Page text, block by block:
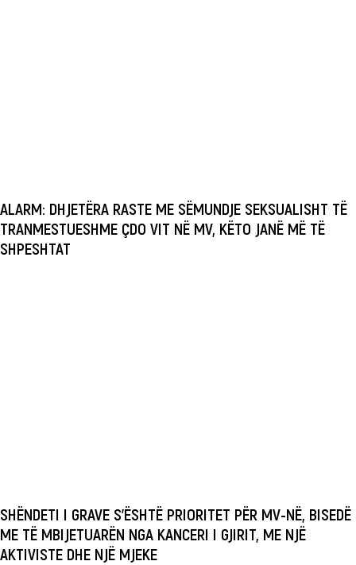
ALARM: DHJETËRA RASTE ME SËMUNDJE SEKSUALISHT TË
TRANMESTUESHME ÇDO VIT NË MV, KËTO JANË MË TË
SHPESHTAT
SHËNDETI I GRAVE S’ËSHTË PRIORITET PËR MV-NË, BISEDË
ME TË MBIJETUARËN NGA KANCERI I GJIRIT, ME NJË
AKTIVISTE DHE NJË MJEKE